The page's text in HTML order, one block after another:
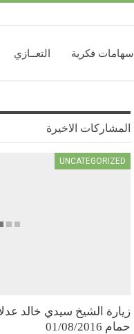
إسهامات فكرية التعــازي
المشاركات الاخيرة
UNCATEGORIZED
زيارة الشيخ سيدي خالد
حمام 01/08/2016